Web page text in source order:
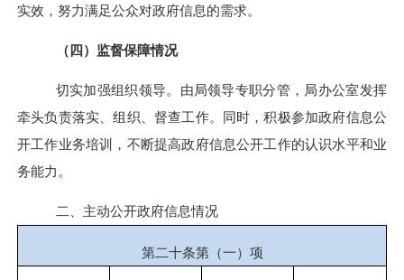
实效，努力满足公众对政府信息的需求。
（四） 监督保障情况
切实加强组织领导。 由局领导专职分管，局办公室发挥
牵头负责落实、组织、督查工作。 同时，积极参加政府信息公
开工作业务培训，不断提高政府信息公开工作的认识水平和业
务能力。
二、主动公开政府信息情况
第二十条第（一）项